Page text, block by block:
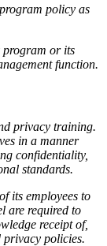
policy as
program or its
function.
privacy training.
in a manner
confidentiality,
standards.
its employees to
are required to
receipt of,
policies.